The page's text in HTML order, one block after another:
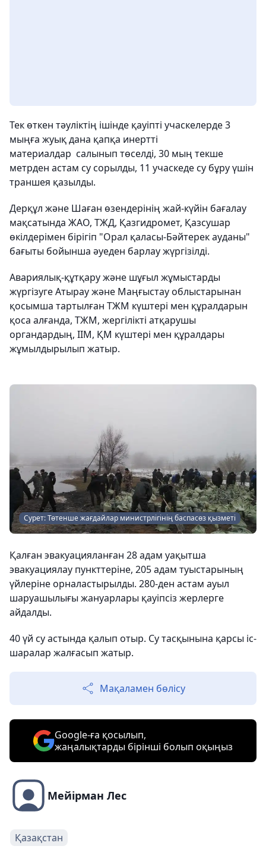
Тек өткен тәуліктің ішінде қауіпті учаскелерде 3
мыңға жуық дана қапқа инертті
материалдар салынып төселді, 30 мың текше
метрден астам су сорылды, 11 учаскеде су бұру үшін
траншея қазылды.
Дерқұл және Шаған өзендерінің жай-күйін бағалау
мақсатында ЖАО, ТЖД, Қазгидромет, Қазсушар
өкілдерімен бірігіп "Орал қаласы-Бәйтерек ауданы"
бағыты бойынша әуеден барлау жүргізілді.
Авариялық-құтқару және шұғыл жұмыстарды
жүргізуге Атырау және Маңғыстау облыстарынан
қосымша тартылған ТЖМ күштері мен құралдарын
қоса алғанда, ТЖМ, жергілікті атқарушы
органдардың, ІІМ, ҚМ күштері мен құралдары
жұмылдырылып жатыр.
Сурет: Төтенше жағдайлар министрлігінің баспасөз қызметі
Қалған эвакуацияланған 28 адам уақытша
эвакуациялау пункттеріне, 205 адам туыстарының
үйлеріне орналастырылды. 280-ден астам ауыл
шаруашылығы жануарлары қауіпсіз жерлерге
айдалды.
40 үй су астында қалып отыр. Су тасқынына қарсы іс-
шаралар жалғасып жатыр.
Мақаламен бөлісу
Google-ға қосылып,
жаңалықтарды бірінші болып оқыңыз
Мейірман Лес
Қазақстан